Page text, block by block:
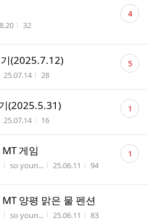
간 조회수
32
댓
글 4
(2025.7.12)
작성시간
25.07.14 조회수
28
댓
글 5
(2025.5.31)
작성시간
25.07.14 조회수
16
댓
글 1
게임
작성자
so youn... 작성시간
25.06.11 조회수
94
댓
글 1
양평 맑은 물 펜션
작성자
so youn... 작성시간
25.06.11 조회수
83